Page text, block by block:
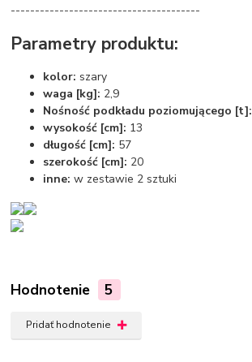
---------------------------------------
Parametry produktu:
kolor: szary
waga [kg]: 2,9
Nośność podkładu poziomującego [t]:
wysokość [cm]: 13
długość [cm]: 57
szerokość [cm]: 20
inne: w zestawie 2 sztuki
Hodnotenie 5
Pridať hodnotenie